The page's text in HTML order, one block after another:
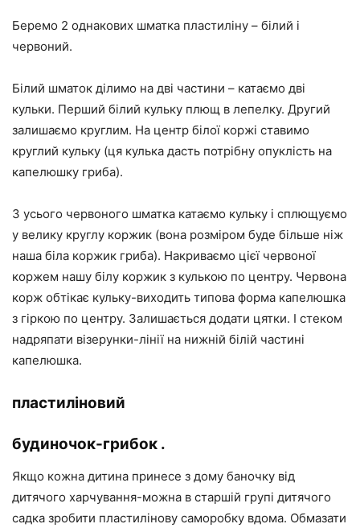
Беремо 2 однакових шматка пластиліну – білий і
червоний.
Білий шматок ділимо на дві частини – катаємо дві
кульки. Перший білий кульку плющ в лепелку. Другий
залишаємо круглим. На центр білої коржі ставимо
круглий кульку (ця кулька дасть потрібну опуклість на
капелюшку гриба).
З усього червоного шматка катаємо кульку і сплющуємо
у велику круглу коржик (вона розміром буде більше ніж
наша біла коржик гриба). Накриваємо цієї червоної
коржем нашу білу коржик з кулькою по центру. Червона
корж обтікає кульку-виходить типова форма капелюшка
з гіркою по центру. Залишається додати цятки. І стеком
надряпати візерунки-лінії на нижній білій частині
капелюшка.
пластиліновий
будиночок-грибок .
Якщо кожна дитина принесе з дому баночку від
дитячого харчування-можна в старшій групі дитячого
садка зробити пластилінову саморобку вдома. Обмазати